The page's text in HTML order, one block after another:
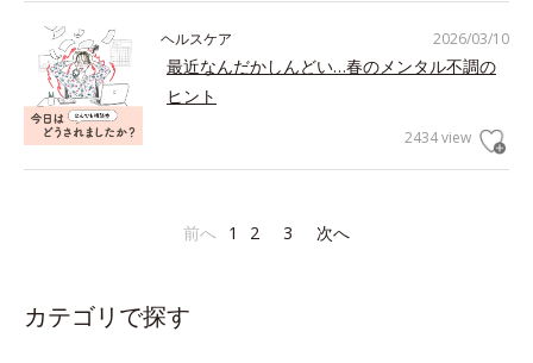
2026/03/10
ヘルスケア
最近なんだかしんどい…春のメンタル不調の
ヒント
2434 view
前へ 1 2 3 次へ
カテゴリで探す